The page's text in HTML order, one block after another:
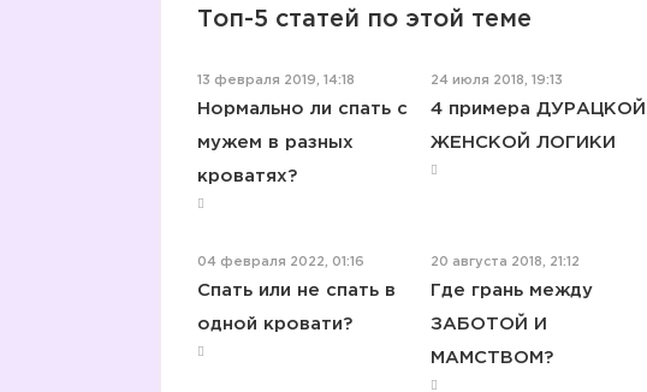
Топ-5 статей по этой теме
13 февраля 2019, 14:18
Нормально ли спать с
мужем в разных
кроватях?
24 июля 2018, 19:13
4 примера ДУРАЦКОЙ
ЖЕНСКОЙ ЛОГИКИ
04 февраля 2022, 01:16
Спать или не спать в
одной кровати?
20 августа 2018, 21:12
Где грань между
ЗАБОТОЙ И
МАМСТВОМ?